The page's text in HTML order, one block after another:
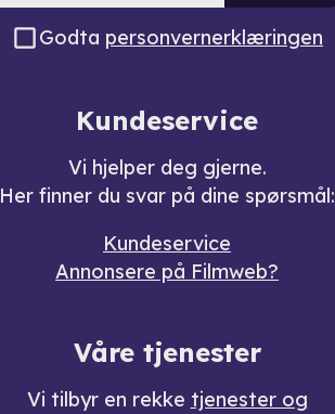
Godta personvernerklæringen
Kundeservice
Vi hjelper deg gjerne.
Her finner du svar på dine spørsmål:
Kundeservice
Annonsere på Filmweb?
Våre tjenester
Vi tilbyr en rekke tjenester og